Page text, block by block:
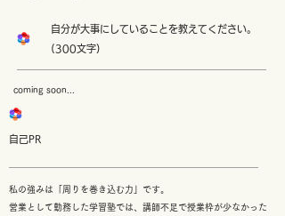
自分が大事にしていることを教えてください。
(300文字)
coming soon...
自己PR
私の強みは「周りを巻き込む力」です。
営業として勤務した学習塾では、講師不足で授業枠が少なかった